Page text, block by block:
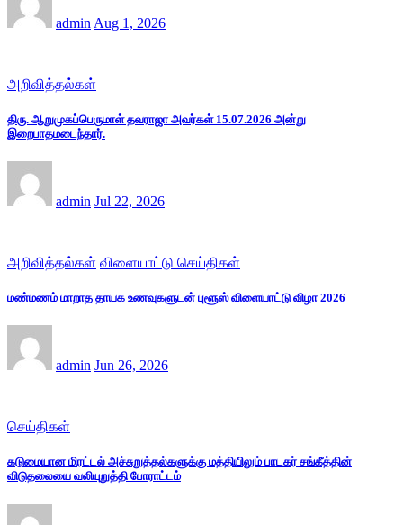
admin Aug 1, 2026
அறிவித்தல்கள்
திரு. ஆறுமுகப்பெருமாள் தவராஜா அவர்கள் 15.07.2026 அன்று
இறைபாதமடைந்தார்.
admin Jul 22, 2026
அறிவித்தல்கள் விளையாட்டு செய்திகள்
மண்மணம் மாறாத தாயக உணவுகளுடன் புளூஸ் விளையாட்டு விழா 2026
admin Jun 26, 2026
செய்திகள்
கடுமையான மிரட்டல் அச்சுறுத்தல்களுக்கு மத்தியிலும் பாடகர் சங்கீத்தின்
விடுதலையை வலியுறுத்தி போராட்டம்